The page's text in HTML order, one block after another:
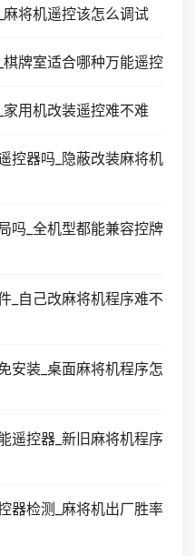
将机遥控该怎么调试
牌室适合哪种万能遥控
用机改装遥控难不难
控器吗_隐蔽改装麻将机
吗_全机型都能兼容控牌
_自己改麻将机程序难不
安装_桌面麻将机程序怎
遥控器_新旧麻将机程序
器检测_麻将机出厂胜率